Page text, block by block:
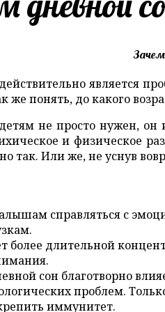
является
же понять, до какого
не просто нужен,
и физическое
так. Или же, не уснув
справляться с
более длительной
сон благотворно
проблем.
иммунитет.